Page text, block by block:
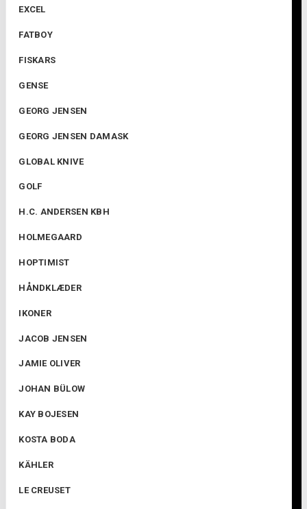
EXCEL
FATBOY
FISKARS
GENSE
GEORG JENSEN
GEORG JENSEN DAMASK
GLOBAL KNIVE
GOLF
H.C. ANDERSEN KBH
HOLMEGAARD
HOPTIMIST
HÅNDKLÆDER
IKONER
JACOB JENSEN
JAMIE OLIVER
JOHAN BÜLOW
KAY BOJESEN
KOSTA BODA
KÄHLER
LE CREUSET